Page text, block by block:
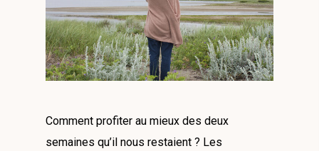
Comment profiter au mieux des deux
semaines qu’il nous restaient ? Les